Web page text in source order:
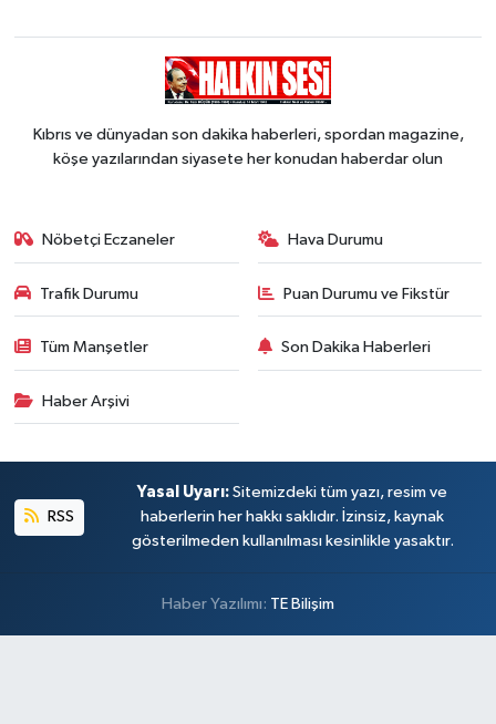
Kıbrıs ve dünyadan son dakika haberleri, spordan magazine,
köşe yazılarından siyasete her konudan haberdar olun
Nöbetçi Eczaneler Hava Durumu
Trafik Durumu Puan Durumu ve Fikstür
Tüm Manşetler Son Dakika Haberleri
Haber Arşivi
RSS
Yasal Uyarı: Sitemizdeki tüm yazı, resim ve
haberlerin her hakkı saklıdır. İzinsiz, kaynak
gösterilmeden kullanılması kesinlikle yasaktır.
Haber Yazılımı: TE Bilişim